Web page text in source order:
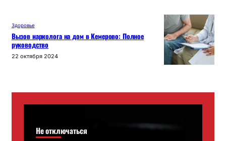
Здоровье
Вызов нарколога на дом в Кемерово: Полное
руководство
22 октября 2024
Не отключаться